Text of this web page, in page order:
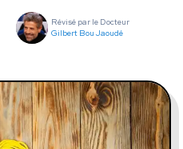
Révisé par le Docteur
Gilbert Bou Jaoudé